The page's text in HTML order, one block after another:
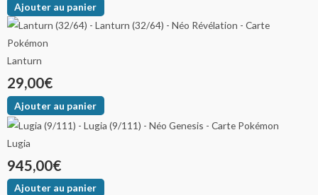
Ajouter au panier
Lanturn
29,00€
Ajouter au panier
Lugia
945,00€
Ajouter au panier